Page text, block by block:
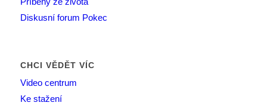
Diskusní forum Pokec
CHCI VĚDĚT VÍC
Video centrum
Ke stažení